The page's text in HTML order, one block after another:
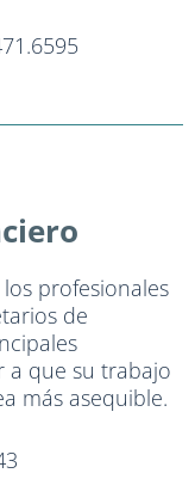
profesionales
de
a que su trabajo
más asequible.